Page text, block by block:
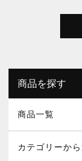
商品を探す
商品一覧
カテゴリーか